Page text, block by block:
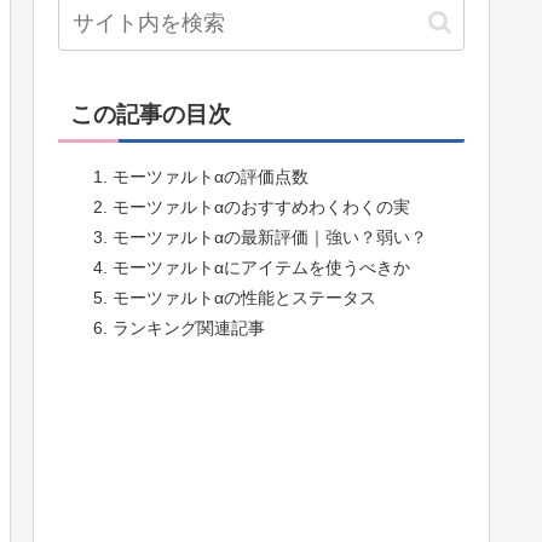
この記事の目次
モーツァルトαの評価点数
モーツァルトαのおすすめわくわくの実
モーツァルトαの最新評価｜強い？弱い？
モーツァルトαにアイテムを使うべきか
モーツァルトαの性能とステータス
ランキング関連記事